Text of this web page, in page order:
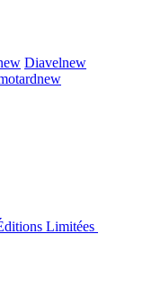
Diavelnew
new
Limitées